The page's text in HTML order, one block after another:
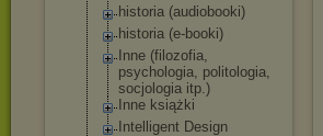
historia (audiobooki)
historia (e-booki)
Inne (filozofia,
psychologia, politologia,
socjologia itp.)
Inne książki
Intelligent Design